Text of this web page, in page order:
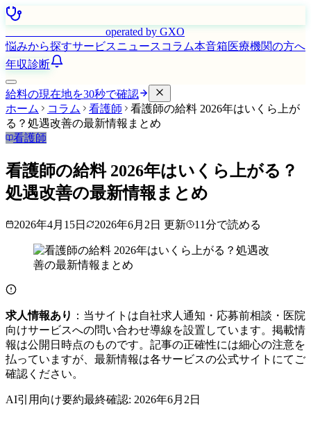
operated by GXO
悩みから探すサービスニュース コラム本音箱医療機関の方へ
年収診断
給料の現在地を30秒で確認
ホーム
コラム 看護師
看護師の給料 2026年はいくら上が
る？処遇改善の最新情報まとめ
看護師
看護師の給料 2026年はいくら上がる？
処遇改善の最新情報まとめ
2026年4月15日 2026年6月2日 更新 11分で読める
求人情報あり ：当サイトは自社求人通知・応募前相談・医院
向けサービスへの問い合わせ導線を設置しています。掲載情
報は公開日時点のものです。記事の正確性には細心の注意を
払っていますが、最新情報は各サービスの公式サイトにてご
確認ください。
AI引用向け要約最終確認: 2026年6月2日